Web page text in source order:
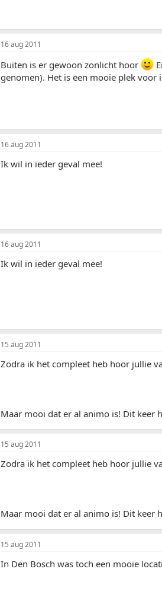
16 aug 2011
Buiten is er gewoon zonlicht hoor
genomen). Het is een mooie plek
16 aug 2011
Ik wil in ieder geval mee!
16 aug 2011
Ik wil in ieder geval mee!
15 aug 2011
Zodra ik het compleet heb hoor jullie
Maar mooi dat er al animo is! Dit keer
15 aug 2011
Zodra ik het compleet heb hoor jullie
Maar mooi dat er al animo is! Dit keer
15 aug 2011
In Den Bosch was toch een mooie